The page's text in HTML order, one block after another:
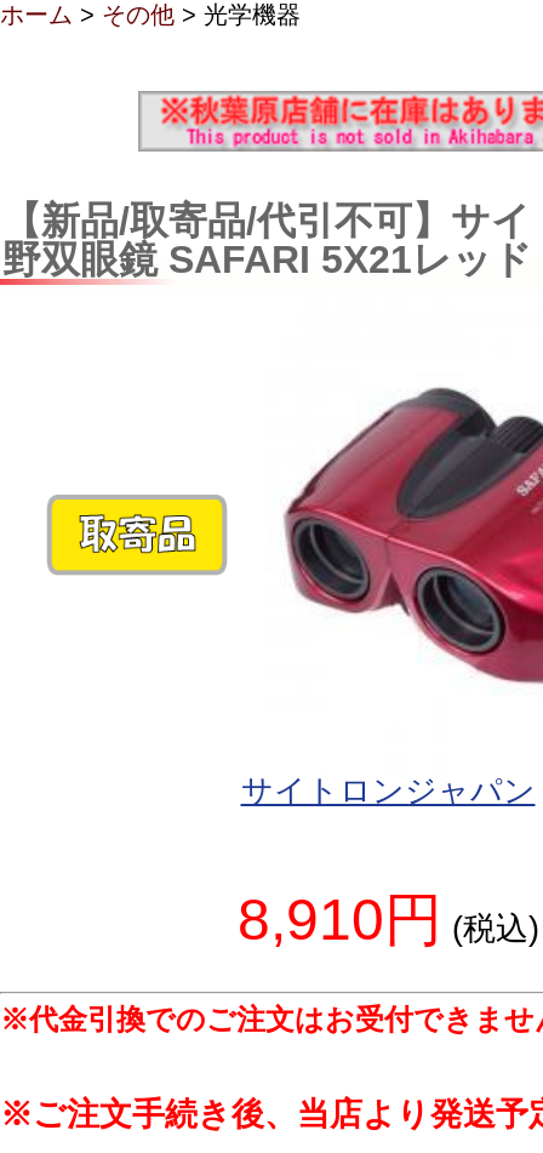
ホーム > その他 > 光学機器
【新品/取寄品/代引不可】サ
野双眼鏡 SAFARI 5X21レッ
サイトロンジャパン
8,910円 (税込)
※代金引換でのご注文はお受付できませ
※ご注文手続き後、当店より発送予